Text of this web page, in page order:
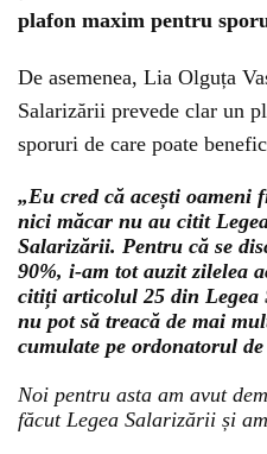
plafon maxim pentru
De asemenea, Lia Olguța
Salarizării prevede clar un
sporuri de care poate
„Eu cred că acești oameni
nici măcar nu au citit
Salarizării. Pentru că se
90%, i-am tot auzit zilelea
citiți articolul 25 din Legea
nu pot să treacă de mai
cumulate pe ordonatorul
Noi pentru asta am avut
făcut Legea Salarizării și